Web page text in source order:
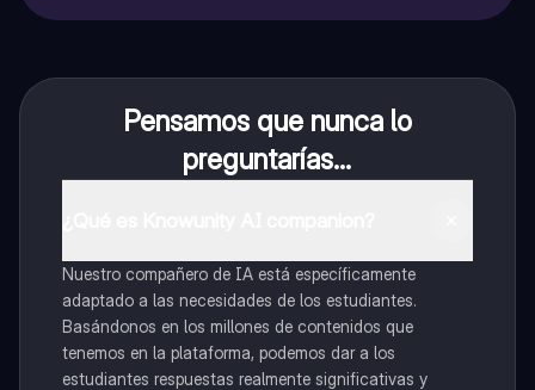
Pensamos que nunca lo
preguntarías...
Nuestro compañero de IA está específicamente
adaptado a las necesidades de los estudiantes.
Basándonos en los millones de contenidos que
tenemos en la plataforma, podemos dar a los
estudiantes respuestas realmente significativas y